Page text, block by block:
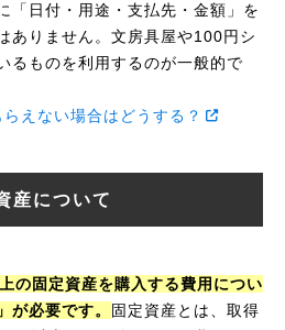
「日付・用途・支払先・金額」を
ありません。文房具屋や100円シ
るものを利用するのが一般的で
えない場合はどうする？
産について
の固定資産を購入する費用につい
が必要です。 固定資産とは、取得